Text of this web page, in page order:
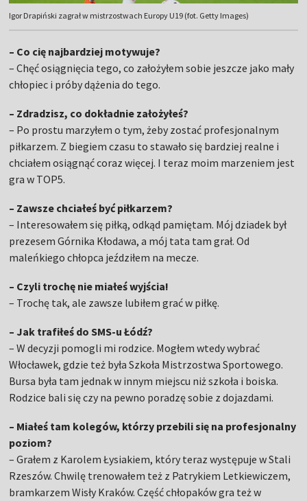
Igor Drapiński zagrał w mistrzostwach Europy U19 (fot. Getty Images)
– Co cię najbardziej motywuje?
– Chęć osiągnięcia tego, co założyłem sobie jeszcze jako mały
chłopiec i próby dążenia do tego.
– Zdradzisz, co dokładnie założyłeś?
– Po prostu marzyłem o tym, żeby zostać profesjonalnym
piłkarzem. Z biegiem czasu to stawało się bardziej realne i
chciałem osiągnąć coraz więcej. I teraz moim marzeniem jest
gra w TOP5.
– Zawsze chciałeś być piłkarzem?
– Interesowałem się piłką, odkąd pamiętam. Mój dziadek był
prezesem Górnika Kłodawa, a mój tata tam grał. Od
maleńkiego chłopca jeździłem na mecze.
– Czyli trochę nie miałeś wyjścia!
– Trochę tak, ale zawsze lubiłem grać w piłkę.
– Jak trafiłeś do SMS-u Łódź?
– W decyzji pomogli mi rodzice. Mogłem wtedy wybrać
Włocławek, gdzie też była Szkoła Mistrzostwa Sportowego.
Bursa była tam jednak w innym miejscu niż szkoła i boiska.
Rodzice bali się czy na pewno poradzę sobie z dojazdami.
– Miałeś tam kolegów, którzy przebili się na profesjonalny
poziom?
– Grałem z Karolem Łysiakiem, który teraz występuje w Stali
Rzeszów. Chwilę trenowałem też z Patrykiem Letkiewiczem,
bramkarzem Wisły Kraków. Część chłopaków gra też w